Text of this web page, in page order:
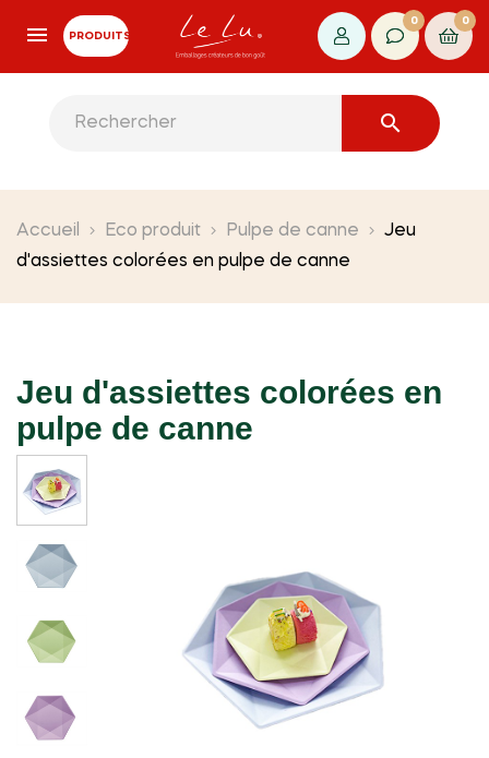
PRODUITS
0 0

Accueil Eco produit Pulpe de canne
Jeu
d'assiettes colorées en pulpe de canne
Jeu d'assiettes colorées en
pulpe de canne